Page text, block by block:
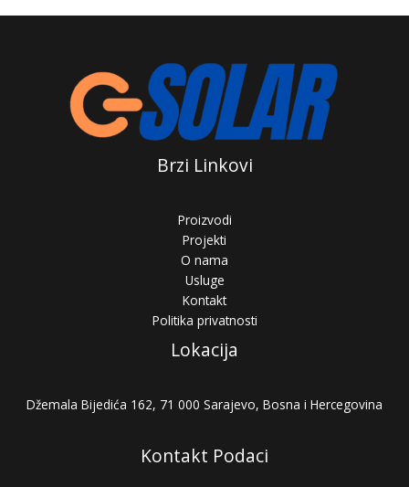
Brzi Linkovi
Proizvodi
Projekti
O nama
Usluge
Kontakt
Politika privatnosti
Lokacija
Džemala Bijedića 162, 71 000 Sarajevo, Bosna i Hercegovina
Kontakt Podaci